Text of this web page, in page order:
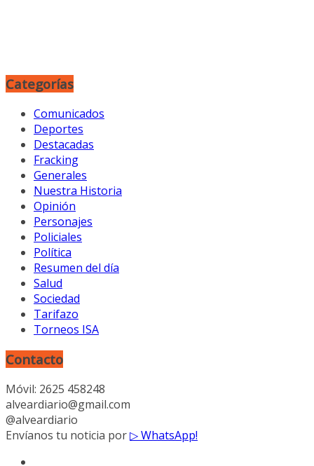
Categorías
Comunicados
Deportes
Destacadas
Fracking
Generales
Nuestra Historia
Opinión
Personajes
Policiales
Política
Resumen del día
Salud
Sociedad
Tarifazo
Torneos ISA
Contacto
Móvil: 2625 458248
alveardiario@gmail.com
@alveardiario
Envíanos tu noticia por▷ WhatsApp!